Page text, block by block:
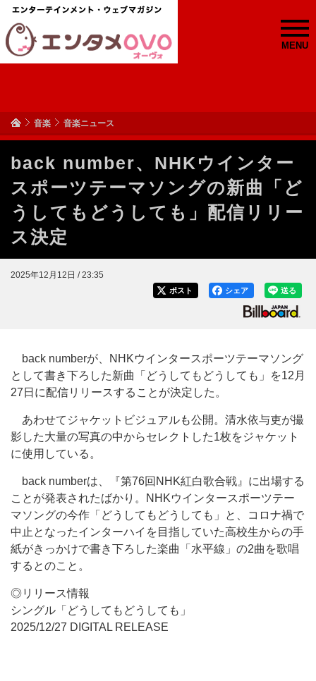
MENU
音楽 音楽ニュース
back number、NHKウインター
スポーツテーマソングの新曲「ど
うしてもどうしても」配信リリー
ス決定
2025年12月12日 / 23:35
送る
シェア
ポスト
back numberが、NHKウインタースポーツテーマソング
として書き下ろした新曲「どうしてもどうしても」を12月
27日に配信リリースすることが決定した。
あわせてジャケットビジュアルも公開。清水依与吏が撮
影した大量の写真の中からセレクトした1枚をジャケット
に使用している。
back numberは、『第76回NHK紅白歌合戦』に出場する
ことが発表されたばかり。NHKウインタースポーツテー
マソングの今作「どうしてもどうしても」と、コロナ禍で
中止となったインターハイを目指していた高校生からの手
紙がきっかけで書き下ろした楽曲「水平線」の2曲を歌唱
するとのこと。
◎リリース情報
シングル「どうしてもどうしても」
2025/12/27 DIGITAL RELEASE